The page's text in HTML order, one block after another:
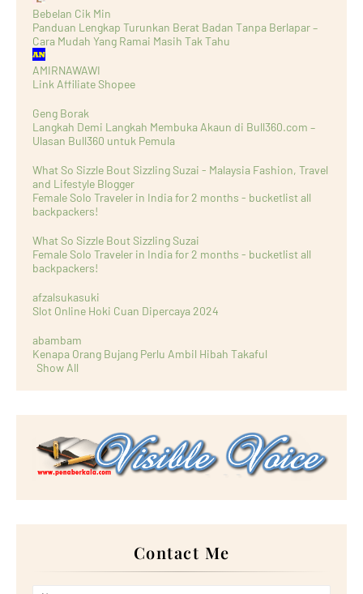
Bebelan Cik Min
Panduan Lengkap Turunkan Berat Badan Tanpa Berlapar –
Cara Mudah Yang Ramai Masih Tak Tahu
AMIRNAWAWI
Link Affiliate Shopee
Geng Borak
Langkah Demi Langkah Membuka Akaun di Bull360.com –
Ulasan Bull360 untuk Pemula
What So Sizzle Bout Sizzling Suzai - Malaysia Fashion, Travel
and Lifestyle Blogger
Female Solo Traveler in India for 2 months - bucketlist all
backpackers!
What So Sizzle Bout Sizzling Suzai
Female Solo Traveler in India for 2 months - bucketlist all
backpackers!
afzalsukasuki
Slot Online Hoki Cuan Dipercaya 2024
abambam
Kenapa Orang Bujang Perlu Ambil Hibah Takaful
Show All
Contact Me